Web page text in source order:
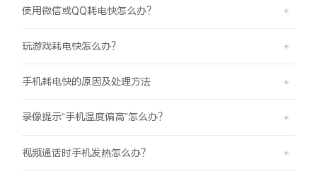
使用微信或QQ耗电快怎么办？
玩游戏耗电快怎么办？
手机耗电快的原因及处理方法
录像提示“手机温度偏高”怎么办？
视频通话时手机发热怎么办？